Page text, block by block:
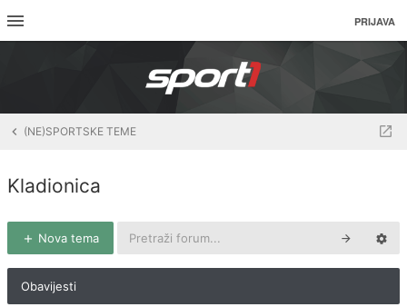
PRIJAVA
(NE)SPORTSKE TEME
Kladionica
Nova tema
Obavijesti